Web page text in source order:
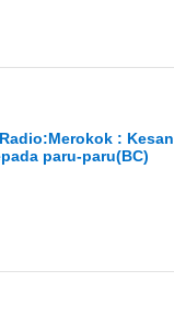
: Kesan
paru-paru(BC)